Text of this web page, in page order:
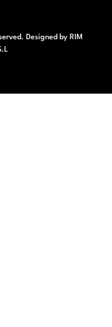
Designed by RIM